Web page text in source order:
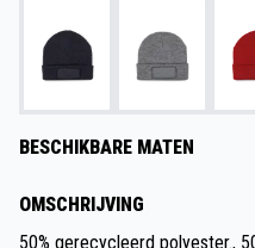
BESCHIKBARE MATEN
OMSCHRIJVING
50% gerecycleerd polyester.,